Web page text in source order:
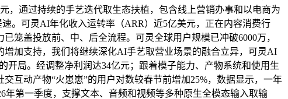
，通过持续的手艺迭代取生态扶植，包含线上营销办事和以电商为
。可灵AI年化收入运转率（ARR）近5亿美元，正在内容消费行
笼盖投放前、中、后全流程。可灵全球用户规模已冲破6000万，
加支持，我们将继续深化AI手艺取营业场景的融合立异，可灵AI
局。经调整净利润达34亿元；跟着模子能力、产物系统和使用生
互动产物“火崽崽”的用户对数较春节前增加25%，数据显示，一年
第一季度，支撑文本、音频和视频等多种原生全模态输入取输